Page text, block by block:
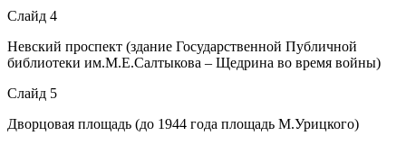
Слайд 4
Невский проспект (здание Государственной Публичной
библиотеки им.М.Е.Салтыкова – Щедрина во время войны)
Слайд 5
Дворцовая площадь (до 1944 года площадь М.Урицкого)